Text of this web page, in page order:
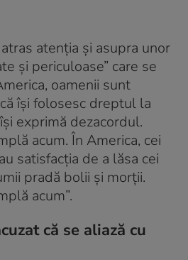
atenția și asupra unor
și periculoase” care se
oamenii sunt
își folosesc dreptul la
exprimă dezacordul.
acum. În America, cei
satisfacția de a lăsa cei
pradă bolii și morții.
acum”.
că se aliază cu